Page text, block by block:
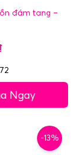
đám tang –
Ngay
-13%